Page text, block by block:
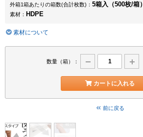
外箱1箱あたりの箱数(合計枚数) ： 5箱入（500枚/箱）
素材： HDPE
素材について
数量（箱）：
カートに入れる
前に戻る